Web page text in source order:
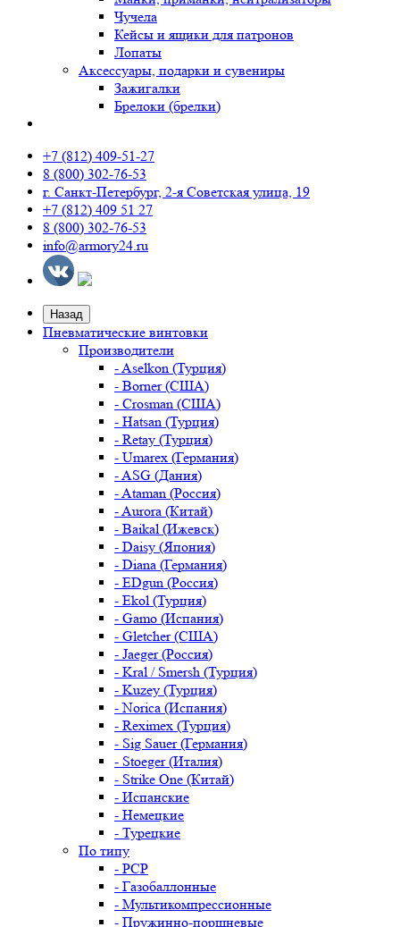
Чучела
Кейсы и ящики для патронов
Лопаты
Аксессуары, подарки и сувениры
Зажигалки
Брелоки (брелки)
+7 (812) 409-51-27
8 (800) 302-76-53
г. Санкт-Петербург, 2-я Советская улица, 19
+7 (812) 409 51 27
8 (800) 302-76-53
info@armory24.ru
Назад
Пневматические винтовки
Производители
- Aselkon (Турция)
- Borner (США)
- Crosman (США)
- Hatsan (Турция)
- Retay (Турция)
- Umarex (Германия)
- ASG (Дания)
- Ataman (Россия)
- Aurora (Китай)
- Baikal (Ижевск)
- Daisy (Япония)
- Diana (Германия)
- EDgun (Россия)
- Ekol (Турция)
- Gamo (Испания)
- Gletcher (США)
- Jaeger (Россия)
- Kral / Smersh (Турция)
- Kuzey (Турция)
- Norica (Испания)
- Reximex (Турция)
- Sig Sauer (Германия)
- Stoeger (Италия)
- Strike One (Китай)
- Испанские
- Немецкие
- Турецкие
По типу
- PCP
- Газобаллонные
- Мультикомпрессионные
- Пружинно-поршневые